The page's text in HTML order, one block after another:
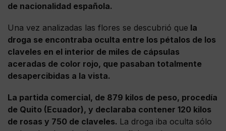
de nacionalidad española.
Una vez analizadas las flores se descubrió que la
droga se encontraba oculta entre los pétalos de los
claveles en el interior de miles de cápsulas
aceradas de color rojo, que pasaban totalmente
desapercibidas a la vista.
La partida comercial, de 879 kilos de peso, procedía
de Quito (Ecuador), y declaraba contener 120 kilos
de rosas y 750 de claveles. La droga iba oculta sólo